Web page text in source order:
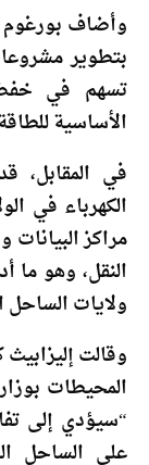
وأضاف بورغوم
بتطوير
تسهم في خفض
الأساسية
في المقابل،
الكهرباء في
مراكز
النقل، وهو ما
ولايات
وقالت
المحيطات
“سيؤدي إلى
على الساحل